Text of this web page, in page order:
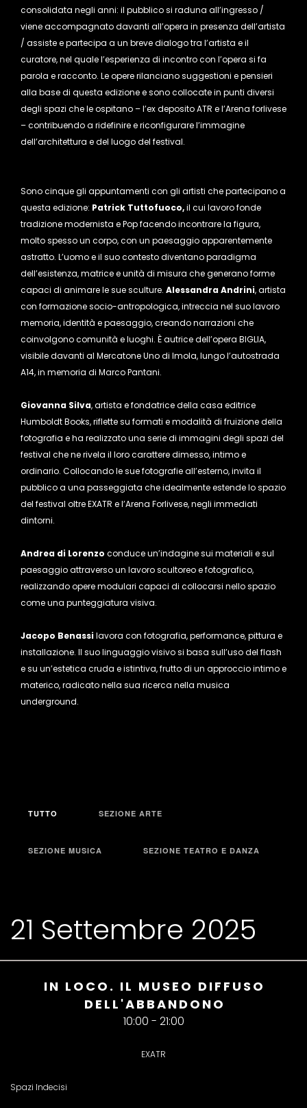
consolidata negli anni: il pubblico si raduna all’ingresso /
viene accompagnato davanti all’opera in presenza dell’artista
/ assiste e partecipa a un breve dialogo tra l’artista e il
curatore, nel quale l’esperienza di incontro con l’opera si fa
parola e racconto. Le opere rilanciano suggestioni e pensieri
alla base di questa edizione e sono collocate in punti diversi
degli spazi che le ospitano – l’ex deposito ATR e l’Arena forlivese
– contribuendo a ridefinire e riconfigurare l’immagine
dell’architettura e del luogo del festival.
Sono cinque gli appuntamenti con gli artisti che partecipano a
questa edizione: Patrick Tuttofuoco,il cui lavoro fonde
tradizione modernista e Pop facendo incontrare la figura,
molto spesso un corpo, con un paesaggio apparentemente
astratto. L’uomo e il suo contesto diventano paradigma
dell’esistenza, matrice e unità di misura che generano forme
capaci di animare le sue sculture. Alessandra Andrini, artista
con formazione socio-antropologica, intreccia nel suo lavoro
memoria, identità e paesaggio, creando narrazioni che
coinvolgono comunità e luoghi. È autrice dell’opera BIGLIA,
visibile davanti al Mercatone Uno di Imola, lungo l’autostrada
A14, in memoria di Marco Pantani.
Giovanna Silva, artista e fondatrice della casa editrice
Humboldt Books, riflette su formati e modalità di fruizione della
fotografia e ha realizzato una serie di immagini degli spazi del
festival che ne rivela il loro carattere dimesso, intimo e
ordinario. Collocando le sue fotografie all’esterno, invita il
pubblico a una passeggiata che idealmente estende lo spazio
del festival oltre EXATR e l’Arena Forlivese, negli immediati
dintorni.
Andrea di Lorenzo conduce un’indagine sui materiali e sul
paesaggio attraverso un lavoro scultoreo e fotografico,
realizzando opere modulari capaci di collocarsi nello spazio
come una punteggiatura visiva.
Jacopo Benassilavora con fotografia, performance, pittura e
installazione. Il suo linguaggio visivo si basa sull’uso del flash
e su un’estetica cruda e istintiva, frutto di un approccio intimo e
materico, radicato nella sua ricerca nella musica
underground.
TUTTO SEZIONE ARTE
SEZIONE MUSICA SEZIONE TEATRO E DANZA
21 Settembre 2025
IN LOCO. IL MUSEO DIFFUSO
DELL'ABBANDONO
10:00 - 21:00
EXATR
Spazi Indecisi